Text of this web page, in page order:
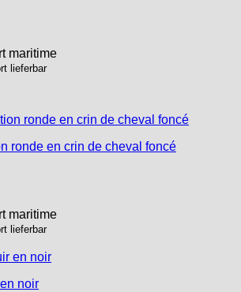
maritime
lieferbar
ronde en crin de cheval foncé
maritime
lieferbar
noir